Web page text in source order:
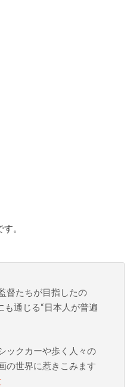
。
督たちが目指したの
も通じる“日本人が普遍
ックカーや歩く人々の
の世界に惹きこみます